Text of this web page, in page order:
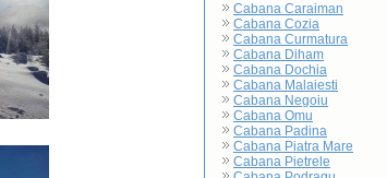
Cabana Caraiman
Cabana Cozia
Cabana Curmatura
Cabana Diham
Cabana Dochia
Cabana Malaiesti
Cabana Negoiu
Cabana Omu
Cabana Padina
Cabana Piatra Mare
Cabana Pietrele